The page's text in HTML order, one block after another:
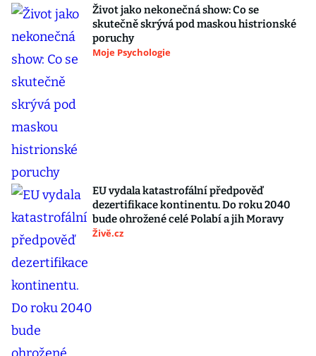
Život jako nekonečná show: Co se
skutečně skrývá pod maskou histrionské
poruchy
Moje Psychologie
EU vydala katastrofální předpověď
dezertifikace kontinentu. Do roku 2040
bude ohrožené celé Polabí a jih Moravy
Živě.cz